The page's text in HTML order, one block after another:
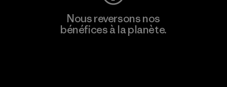
Nous reversons nos
bénéfices à la planète.